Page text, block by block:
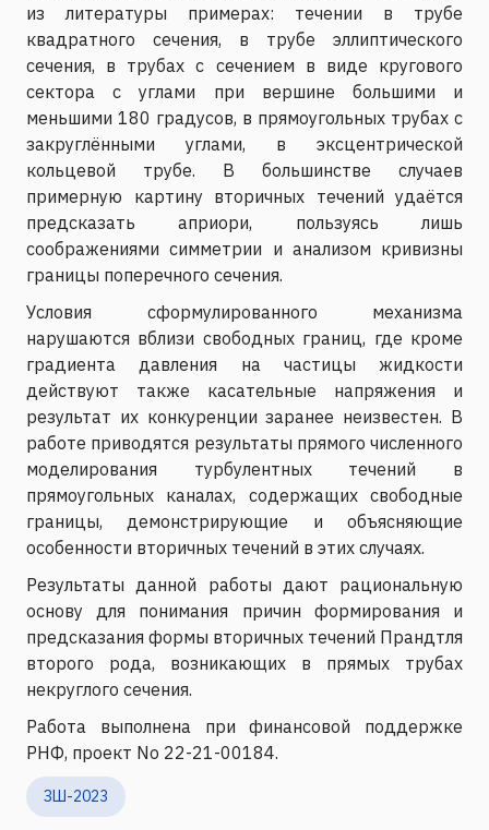
из литературы примерах: течении в трубе
квадратного сечения, в трубе эллиптического
сечения, в трубах с сечением в виде кругового
сектора с углами при вершине большими и
меньшими 180 градусов, в прямоугольных трубах с
закруглёнными углами, в эксцентрической
кольцевой трубе. В большинстве случаев
примерную картину вторичных течений удаётся
предсказать априори, пользуясь лишь
соображениями симметрии и анализом кривизны
границы поперечного сечения.
Условия сформулированного механизма
нарушаются вблизи свободных границ, где кроме
градиента давления на частицы жидкости
действуют также касательные напряжения и
результат их конкуренции заранее неизвестен. В
работе приводятся результаты прямого численного
моделирования турбулентных течений в
прямоугольных каналах, содержащих свободные
границы, демонстрирующие и объясняющие
особенности вторичных течений в этих случаях.
Результаты данной работы дают рациональную
основу для понимания причин формирования и
предсказания формы вторичных течений Прандтля
второго рода, возникающих в прямых трубах
некруглого сечения.
Работа выполнена при финансовой поддержке
РНФ, проект No 22-21-00184.
ЗШ-2023